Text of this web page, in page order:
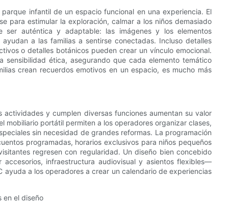
infantil de un espacio funcional en una experiencia. El
para estimular la exploración, calmar a los niños demasiado
auténtica y adaptable: las imágenes y los elementos
a las familias a sentirse conectadas. Incluso detalles
o detalles botánicos pueden crear un vínculo emocional.
ética, asegurando que cada elemento temático
crean recuerdos emotivos en un espacio, es mucho más
y cumplen diversas funciones aumentan su valor
mobiliario portátil permiten a los operadores organizar clases,
sin necesidad de grandes reformas. La programación
programadas, horarios exclusivos para niños pequeños
regresen con regularidad. Un diseño bien concebido
infraestructura audiovisual y asientos flexibles—
a los operadores a crear un calendario de experiencias
en el diseño